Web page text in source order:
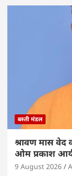
बस्ती मंडल
श्रावण मास वेद
ओम प्रकाश
9 August 2026